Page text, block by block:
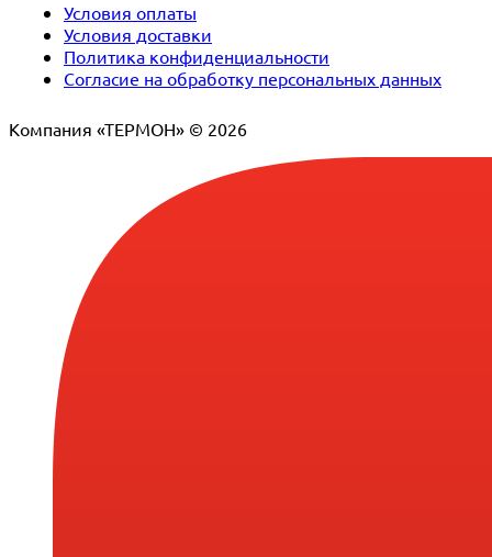
Условия оплаты
Условия доставки
Политика конфиденциальности
Согласие на обработку персональных данных
Компания «ТЕРМОН» © 2026